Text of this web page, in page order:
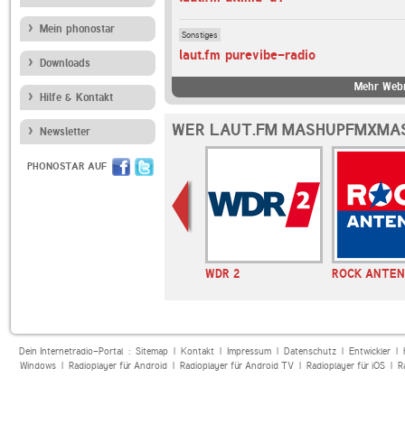
Mein phonostar
Downloads
Hilfe & Kontakt
Newsletter
PHONOSTAR AUF
Sonstiges
laut.fm purevibe-radio
Mehr
WER LAUT.FM
WDR 2 ROCK
Dein Internetradio-Portal : Sitemap| Kontakt| Impressum| Datenschutz| Entwickler|
Windows| Radioplayer für Android| Radioplayer für Android TV| Radioplayer für iOS|